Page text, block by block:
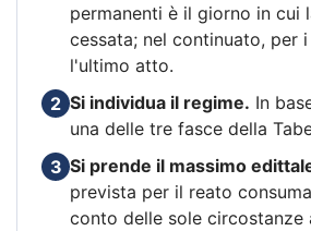
permanenti è il giorno in cui
cessata; nel continuato, per
l'ultimo atto.
2 Si individua il regime. In
una delle tre fasce della
3 Si prende il massimo
prevista per il reato
conto delle sole circostanze